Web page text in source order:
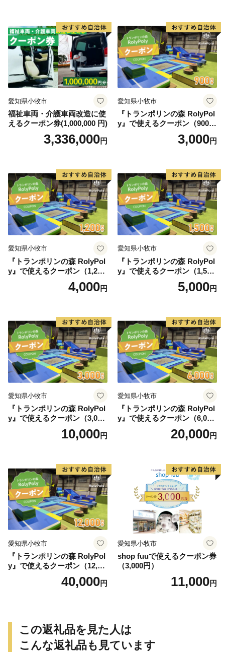
愛知県小牧市
福祉車両・介護車両改造に使
えるクーポン券(1,000,000 円)
3,336,000円
愛知県小牧市
『トランポリンの森 RolyPol
y』で使えるクーポン（900
3,000円
愛知県小牧市
『トランポリンの森 RolyPol
y』で使えるクーポン（1,200
4,000円
愛知県小牧市
『トランポリンの森 RolyPol
y』で使えるクーポン（1,500
5,000円
愛知県小牧市
『トランポリンの森 RolyPol
y』で使えるクーポン（3,000
10,000円
愛知県小牧市
『トランポリンの森 RolyPol
y』で使えるクーポン（6,000
20,000円
愛知県小牧市
『トランポリンの森 RolyPol
y』で使えるクーポン（12,00
40,000円
愛知県小牧市
shop fuuで使えるクーポン券
（3,000円）
11,000円
この返礼品を見た人は
こんな返礼品も見ています